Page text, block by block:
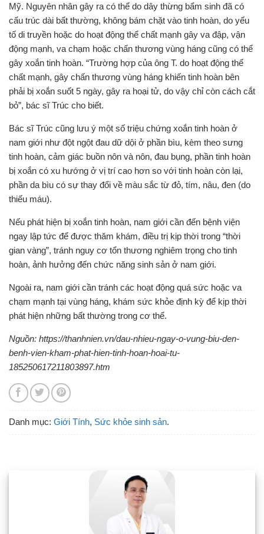
Mỹ. Nguyên nhân gây ra có thể do dây thừng bẩm sinh đã có
cấu trúc dài bất thường, không bám chặt vào tinh hoàn, do yếu
tố di truyền hoặc do hoạt động thể chất mạnh gây va đập, vận
động mạnh, va chạm hoặc chấn thương vùng háng cũng có thể
gây xoắn tinh hoàn. “Trường hợp của ông T. do hoạt động thể
chất mạnh, gây chấn thương vùng háng khiến tinh hoàn bên
phải bị xoắn suốt 5 ngày, gây ra hoại tử, do vậy chỉ còn cách cắt
bỏ”, bác sĩ Trúc cho biết.
Bác sĩ Trúc cũng lưu ý một số triệu chứng xoắn tinh hoàn ở
nam giới như đột ngột đau dữ dội ở phần bìu, kèm theo sưng
tinh hoàn, cảm giác buồn nôn và nôn, đau bụng, phần tinh hoàn
bị xoắn có xu hướng ở vị trí cao hơn so với tinh hoàn còn lại,
phần da bìu có sự thay đổi về màu sắc từ đỏ, tím, nâu, đen (do
thiếu máu).
Nếu phát hiện bị xoắn tinh hoàn, nam giới cần đến bệnh viện
ngay lập tức để được thăm khám, điều trị kịp thời trong “thời
gian vàng”, tránh nguy cơ tổn thương nghiêm trọng cho tinh
hoàn, ảnh hưởng đến chức năng sinh sản ở nam giới.
Ngoài ra, nam giới cần tránh các hoạt động quá sức hoặc va
chạm mạnh tại vùng háng, khám sức khỏe định kỳ để kịp thời
phát hiện những bất thường trong cơ thể.
Nguồn: https://thanhnien.vn/dau-nhieu-ngay-o-vung-biu-den-
benh-vien-kham-phat-hien-tinh-hoan-hoai-tu-
185250617211803897.htm
Danh mục: Giới Tính, Sức khỏe sinh sản.